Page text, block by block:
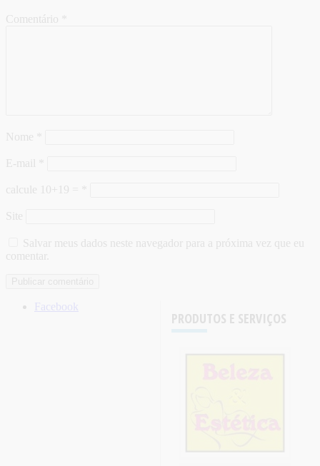
Comentário
Nome
E-mail
calcule 10+19 =
Site
Salvar meus dados neste navegador para a próxima vez que eu
comentar.
PRODUTOS E SERVIÇOS
Facebook